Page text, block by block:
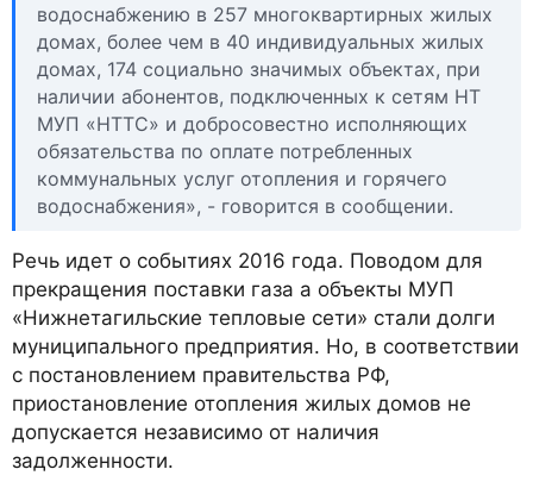
водоснабжению в 257 многоквартирных жилых
домах, более чем в 40 индивидуальных жилых
домах, 174 социально значимых объектах, при
наличии абонентов, подключенных к сетям НТ
МУП «НТТС» и добросовестно исполняющих
обязательства по оплате потребленных
коммунальных услуг отопления и горячего
водоснабжения», - говорится в сообщении.
Речь идет о событиях 2016 года. Поводом для
прекращения поставки газа а объекты МУП
«Нижнетагильские тепловые сети» стали долги
муниципального предприятия. Но, в соответствии
с постановлением правительства РФ,
приостановление отопления жилых домов не
допускается независимо от наличия
задолженности.